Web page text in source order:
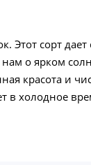
сорт
о ярком
красота и
холодное